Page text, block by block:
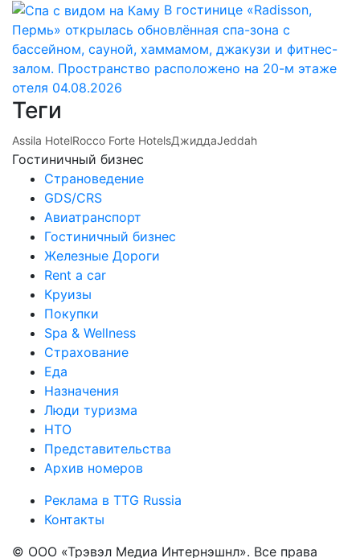
В гостинице «Radisson,
Пермь» открылась обновлённая спа-зона с
бассейном, сауной, хаммамом, джакузи и фитнес-
залом. Пространство расположено на 20-м этаже
отеля 04.08.2026
Теги
Аssila HotelRocco Forte HotelsДжиддаJeddah
Гостиничный бизнес
Страноведение
GDS/CRS
Авиатранспорт
Гостиничный бизнес
Железные Дороги
Rent a car
Круизы
Покупки
Spa & Wellness
Страхование
Еда
Назначения
Люди туризма
НТО
Представительства
Архив номеров
Реклама в TTG Russia
Контакты
© ООО «Трэвэл Медиа Интернэшнл». Все права